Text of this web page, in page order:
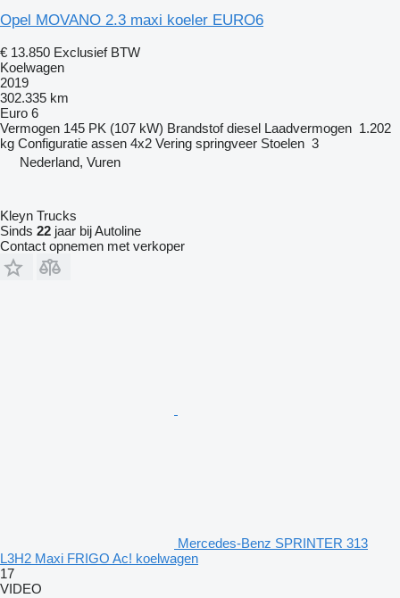
Opel MOVANO 2.3 maxi koeler EURO6
€ 13.850 Exclusief BTW
Koelwagen
2019
302.335 km
Euro 6
Vermogen 145 PK (107 kW) Brandstof diesel Laadvermogen 1.202
kg Configuratie assen 4x2 Vering springveer Stoelen 3
Nederland, Vuren
Kleyn Trucks
Sinds 22 jaar bij Autoline
Contact opnemen met verkoper
Mercedes-Benz SPRINTER 313
L3H2 Maxi FRIGO Ac! koelwagen
17
VIDEO